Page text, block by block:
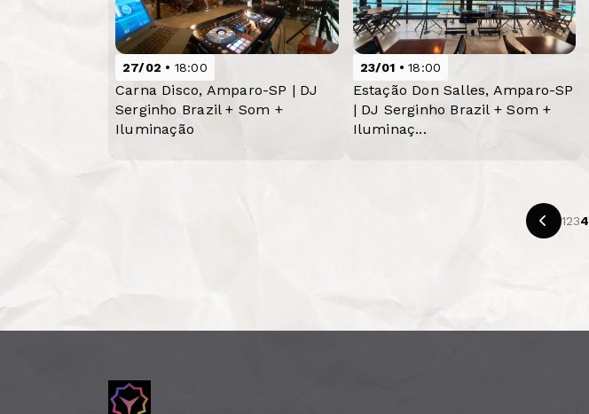
27/02 18:00
Carna Disco, Amparo-SP | DJ
Serginho Brazil + Som +
Iluminação
23/01 18:00
Estação Don Salles, Amparo-SP
| DJ Serginho Brazil + Som +
Iluminaç...
1234